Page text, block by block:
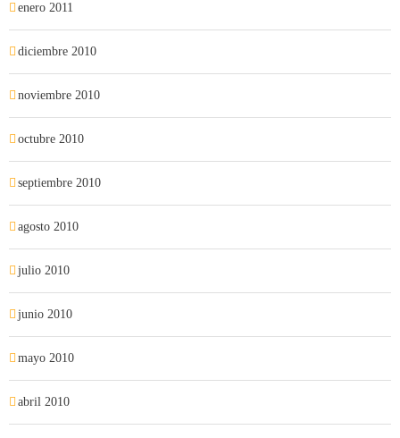
enero 2011
diciembre 2010
noviembre 2010
octubre 2010
septiembre 2010
agosto 2010
julio 2010
junio 2010
mayo 2010
abril 2010